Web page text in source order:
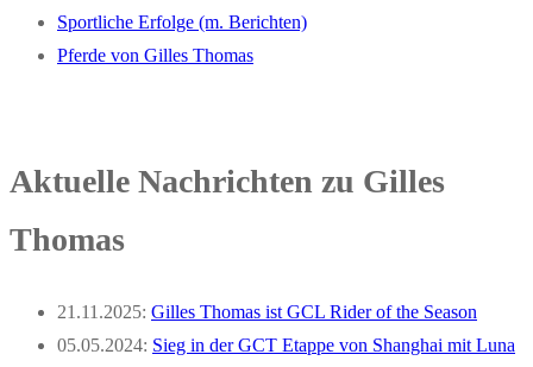
Sportliche Erfolge (m. Berichten)
Pferde von Gilles Thomas
Aktuelle Nachrichten zu Gilles
Thomas
21.11.2025: Gilles Thomas ist GCL Rider of the Season
05.05.2024: Sieg in der GCT Etappe von Shanghai mit Luna